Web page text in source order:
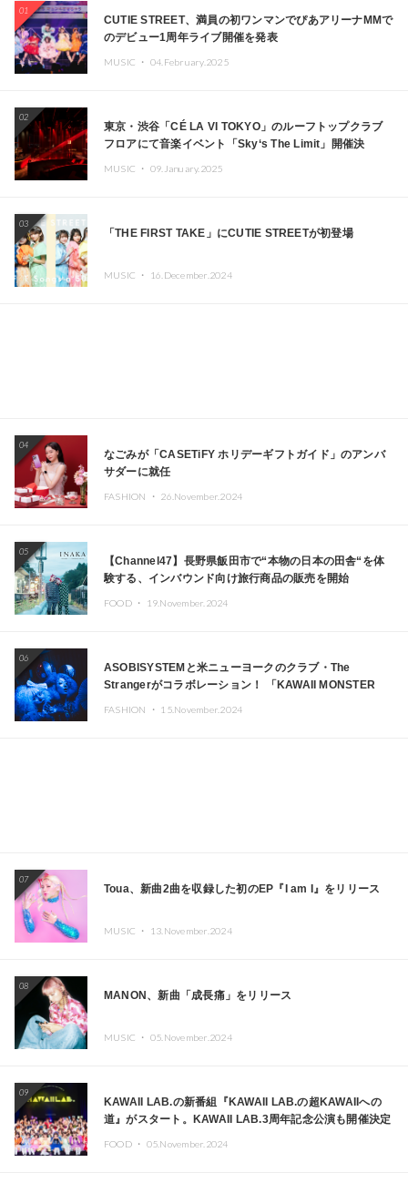
01
CUTIE STREET、満員の初ワンマンでぴあアリーナMMで
のデビュー1周年ライブ開催を発表
MUSIC ・ 04.February.2025
02
東京・渋谷「CÉ LA VI TOKYO」のルーフトップクラブ
フロアにて音楽イベント「Sky‘s The Limit」開催決
MUSIC ・ 09.January.2025
03
「THE FIRST TAKE」にCUTIE STREETが初登場
MUSIC ・ 16.December.2024
04
なごみが「CASETiFY ホリデーギフトガイド」のアンバ
サダーに就任
FASHION ・ 26.November.2024
05
【Channel47】長野県飯田市で“本物の日本の田舎“を体
験する、インバウンド向け旅行商品の販売を開始
FOOD ・ 19.November.2024
06
ASOBISYSTEMと米ニューヨークのクラブ・The
Strangerがコラボレーション！ 「KAWAII MONSTER
FASHION ・ 15.November.2024
07
Toua、新曲2曲を収録した初のEP『I am I』をリリース
MUSIC ・ 13.November.2024
08
MANON、新曲「成長痛」をリリース
MUSIC ・ 05.November.2024
09
KAWAII LAB.の新番組『KAWAII LAB.の超KAWAIIへの
道』がスタート。KAWAII LAB.3周年記念公演も開催決定
FOOD ・ 05.November.2024